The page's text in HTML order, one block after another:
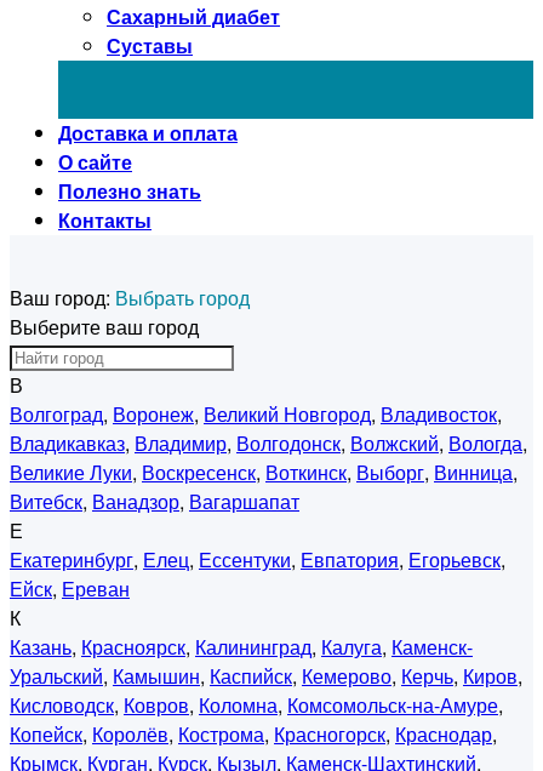
Сахарный диабет
Суставы
Доставка и оплата
О сайте
Полезно знать
Контакты
Ваш город: Выбрать город
Выберите ваш город
В
Волгоград, Воронеж, Великий Новгород, Владивосток,
Владикавказ, Владимир, Волгодонск, Волжский, Вологда,
Великие Луки, Воскресенск, Воткинск, Выборг, Винница,
Витебск, Ванадзор, Вагаршапат
Е
Екатеринбург, Елец, Ессентуки, Евпатория, Егорьевск,
Ейск, Ереван
К
Казань, Красноярск, Калининград, Калуга, Каменск-
Уральский, Камышин, Каспийск, Кемерово, Керчь, Киров,
Кисловодск, Ковров, Коломна, Комсомольск-на-Амуре,
Копейск, Королёв, Кострома, Красногорск, Краснодар,
Крымск, Курган, Курск, Кызыл, Каменск-Шахтинский,